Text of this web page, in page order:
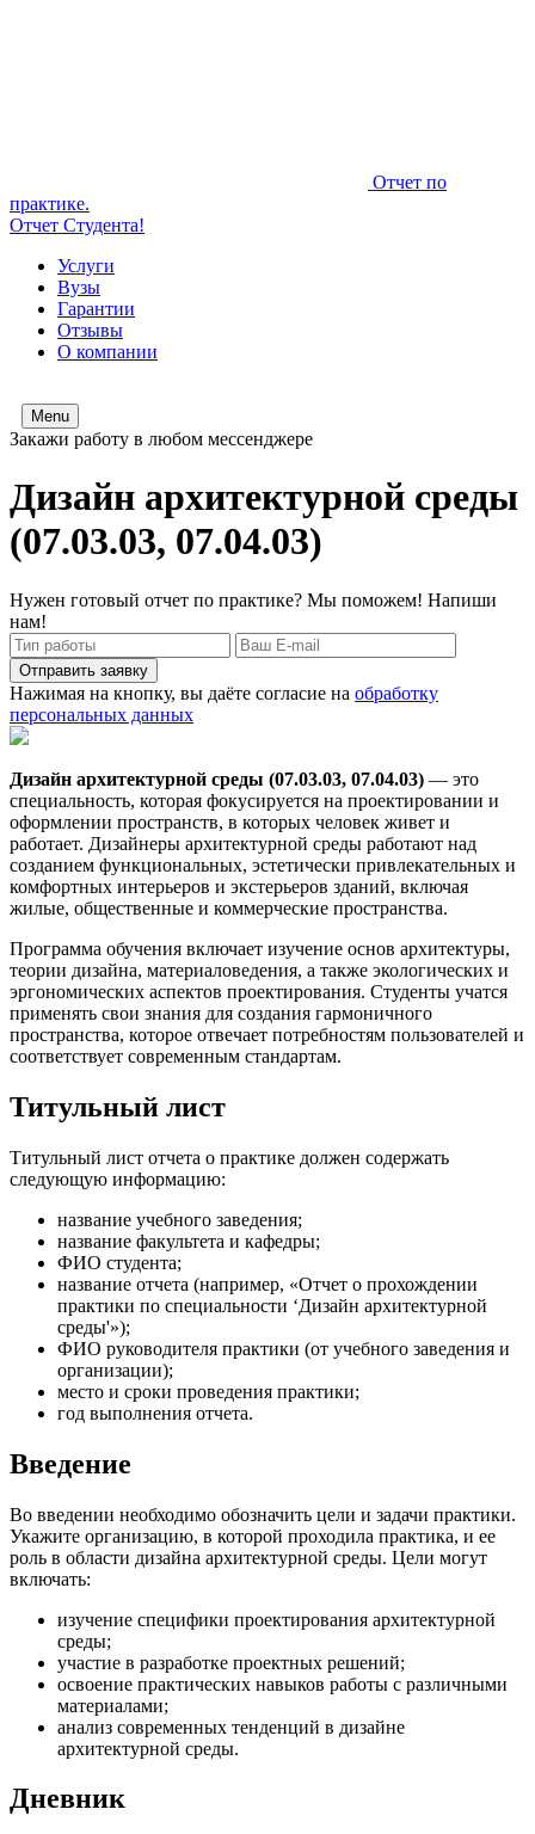
Отчет по
практике.
Отчет Студента!
Услуги
Вузы
Гарантии
Отзывы
О компании
Menu
Закажи работу в любом мессенджере
Дизайн архитектурной среды
(07.03.03, 07.04.03)
Нужен готовый отчет по практике? Мы поможем! Напиши
нам!
Отправить заявку
Нажимая на кнопку, вы даёте согласие на обработку
персональных данных
Дизайн архитектурной среды (07.03.03, 07.04.03) — это
специальность, которая фокусируется на проектировании и
оформлении пространств, в которых человек живет и
работает. Дизайнеры архитектурной среды работают над
созданием функциональных, эстетически привлекательных и
комфортных интерьеров и экстерьеров зданий, включая
жилые, общественные и коммерческие пространства.
Программа обучения включает изучение основ архитектуры,
теории дизайна, материаловедения, а также экологических и
эргономических аспектов проектирования. Студенты учатся
применять свои знания для создания гармоничного
пространства, которое отвечает потребностям пользователей и
соответствует современным стандартам.
Титульный лист
Титульный лист отчета о практике должен содержать
следующую информацию:
название учебного заведения;
название факультета и кафедры;
ФИО студента;
название отчета (например, «Отчет о прохождении
практики по специальности ‘Дизайн архитектурной
среды'»);
ФИО руководителя практики (от учебного заведения и
организации);
место и сроки проведения практики;
год выполнения отчета.
Введение
Во введении необходимо обозначить цели и задачи практики.
Укажите организацию, в которой проходила практика, и ее
роль в области дизайна архитектурной среды. Цели могут
включать:
изучение специфики проектирования архитектурной
среды;
участие в разработке проектных решений;
освоение практических навыков работы с различными
материалами;
анализ современных тенденций в дизайне
архитектурной среды.
Дневник